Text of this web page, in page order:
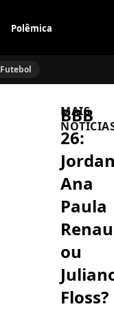
Polêmica
Futebol
BBB
26:
Ana
Paula
ou
Floss?
MAIS
BEM-
ESTAR
Vera
Holtz
faz
73
anos
e
revela
como
anda
longe
dos
holofotes
A
NOBREZA
AMOR
Nobreza
Amor:
CORAÇÃO